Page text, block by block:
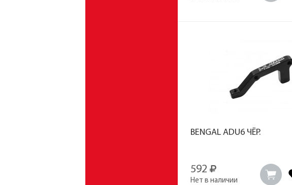
BENGAL ADU6 ЧЁР.
592
Нет в наличии